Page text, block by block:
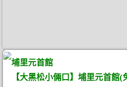
埔里元首館
【大黑松小倆口】埔里元首館